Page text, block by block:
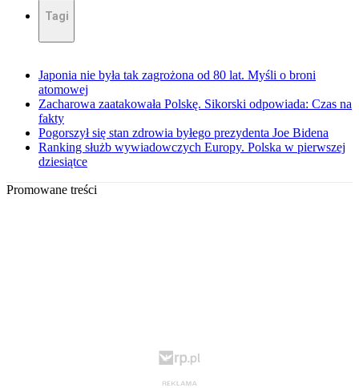
Tagi
Japonia nie była tak zagrożona od 80 lat. Myśli o broni
atomowej
Zacharowa zaatakowała Polskę. Sikorski odpowiada: Czas na
fakty
Pogorszył się stan zdrowia byłego prezydenta Joe Bidena
Ranking służb wywiadowczych Europy. Polska w pierwszej
dziesiątce
Promowane treści